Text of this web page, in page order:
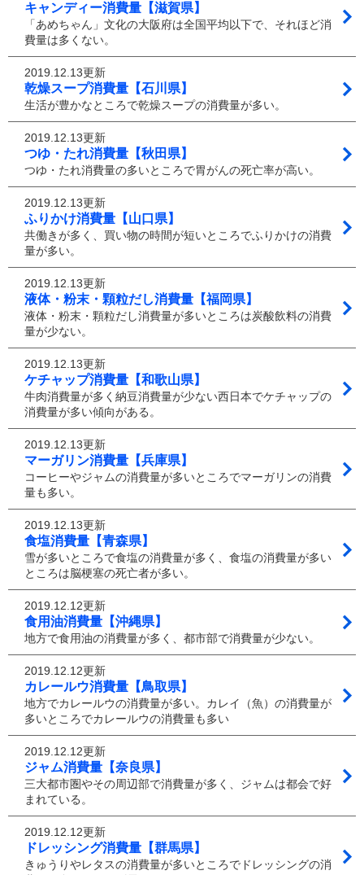
キャンディー消費量【滋賀県】
「あめちゃん」文化の大阪府は全国平均以下で、それほど消
費量は多くない。
2019.12.13更新
乾燥スープ消費量【石川県】
生活が豊かなところで乾燥スープの消費量が多い。
2019.12.13更新
つゆ・たれ消費量【秋田県】
つゆ・たれ消費量の多いところで胃がんの死亡率が高い。
2019.12.13更新
ふりかけ消費量【山口県】
共働きが多く、買い物の時間が短いところでふりかけの消費
量が多い。
2019.12.13更新
液体・粉末・顆粒だし消費量【福岡県】
液体・粉末・顆粒だし消費量が多いところは炭酸飲料の消費
量が少ない。
2019.12.13更新
ケチャップ消費量【和歌山県】
牛肉消費量が多く納豆消費量が少ない西日本でケチャップの
消費量が多い傾向がある。
2019.12.13更新
マーガリン消費量【兵庫県】
コーヒーやジャムの消費量が多いところでマーガリンの消費
量も多い。
2019.12.13更新
食塩消費量【青森県】
雪が多いところで食塩の消費量が多く、食塩の消費量が多い
ところは脳梗塞の死亡者が多い。
2019.12.12更新
食用油消費量【沖縄県】
地方で食用油の消費量が多く、都市部で消費量が少ない。
2019.12.12更新
カレールウ消費量【鳥取県】
地方でカレールウの消費量が多い。カレイ（魚）の消費量が
多いところでカレールウの消費量も多い
2019.12.12更新
ジャム消費量【奈良県】
三大都市圏やその周辺部で消費量が多く、ジャムは都会で好
まれている。
2019.12.12更新
ドレッシング消費量【群馬県】
きゅうりやレタスの消費量が多いところでドレッシングの消